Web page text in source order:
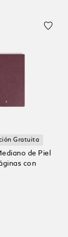
Gratuita
de Piel
con